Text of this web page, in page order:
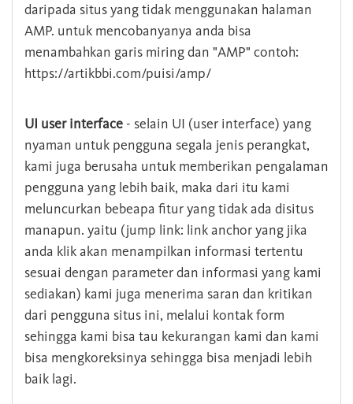
daripada situs yang tidak menggunakan halaman
AMP. untuk mencobanyanya anda bisa
menambahkan garis miring dan "AMP" contoh:
https://artikbbi.com/puisi/amp/
UI user interface - selain UI (user interface) yang
nyaman untuk pengguna segala jenis perangkat,
kami juga berusaha untuk memberikan pengalaman
pengguna yang lebih baik, maka dari itu kami
meluncurkan bebeapa fitur yang tidak ada disitus
manapun. yaitu (jump link: link anchor yang jika
anda klik akan menampilkan informasi tertentu
sesuai dengan parameter dan informasi yang kami
sediakan) kami juga menerima saran dan kritikan
dari pengguna situs ini, melalui kontak form
sehingga kami bisa tau kekurangan kami dan kami
bisa mengkoreksinya sehingga bisa menjadi lebih
baik lagi.